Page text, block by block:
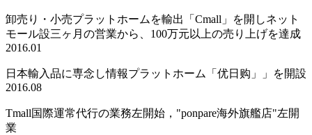
卸売り・小売プラットホームを輸出 「Cmall」
を開しネット
モール設三ヶ月の営業から、 100万元 以上の売り上げを達成
2016.01
日本輸入品に専念し情報プラットホーム「优日购」」を開設
2016.08
Tmall国際運常代行の業務左開始， "ponpare海外旗艦店"左開
業